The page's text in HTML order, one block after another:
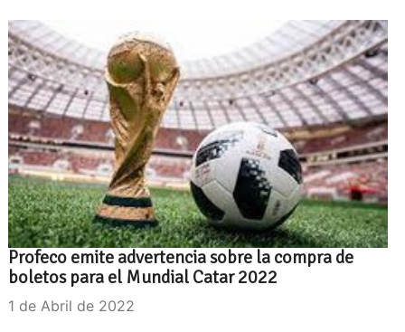
Profeco emite advertencia sobre la compra de
boletos para el Mundial Catar 2022
1 de Abril de 2022